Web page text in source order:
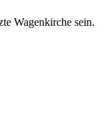
Wagenkirche sein.